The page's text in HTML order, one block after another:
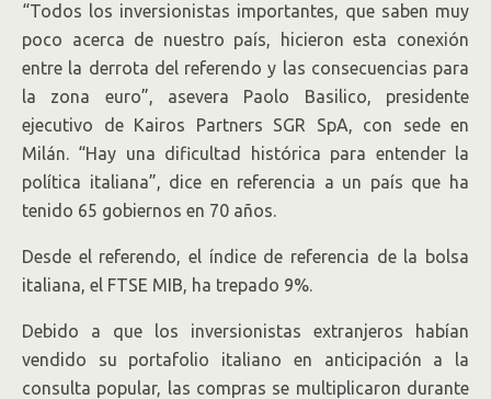
“Todos los inversionistas importantes, que saben muy
poco acerca de nuestro país, hicieron esta conexión
entre la derrota del referendo y las consecuencias para
la zona euro”, asevera Paolo Basilico, presidente
ejecutivo de Kairos Partners SGR SpA, con sede en
Milán. “Hay una dificultad histórica para entender la
política italiana”, dice en referencia a un país que ha
tenido 65 gobiernos en 70 años.
Desde el referendo, el índice de referencia de la bolsa
italiana, el FTSE MIB, ha trepado 9%.
Debido a que los inversionistas extranjeros habían
vendido su portafolio italiano en anticipación a la
consulta popular, las compras se multiplicaron durante